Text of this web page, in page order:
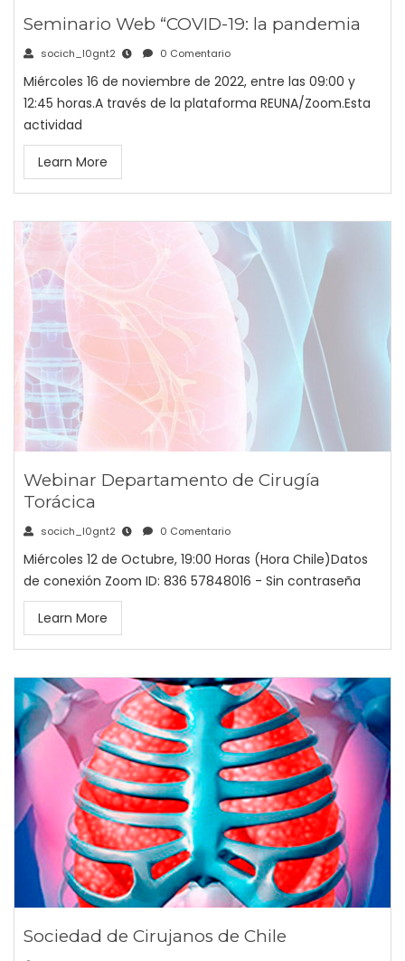
Seminario Web “COVID-19: la pandemia
socich_l0gnt2 0 Comentario
Miércoles 16 de noviembre de 2022, entre las 09:00 y
12:45 horas.A través de la plataforma REUNA/Zoom.Esta
actividad
Learn More
Webinar Departamento de Cirugía
Torácica
socich_l0gnt2 0 Comentario
Miércoles 12 de Octubre, 19:00 Horas (Hora Chile)Datos
de conexión Zoom ID: 836 57848016 - Sin contraseña
Learn More
Sociedad de Cirujanos de Chile